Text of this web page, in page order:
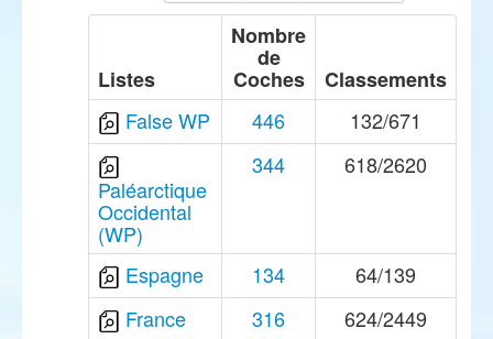
Listes
Nombre
de
Coches
Classements
False WP
446 132/671
Paléarctique
Occidental
(WP)
344 618/2620
Espagne 134
64/139
France
316 624/2449